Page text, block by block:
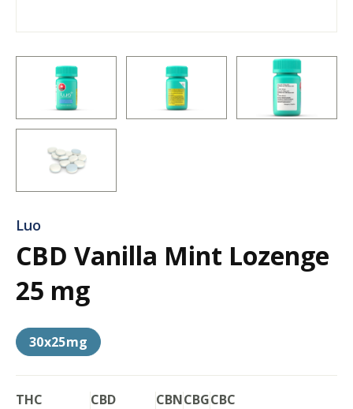
Luo
CBD Vanilla Mint Lozenge
25 mg
30x25mg
THC
CBD
CBNCBGCBC